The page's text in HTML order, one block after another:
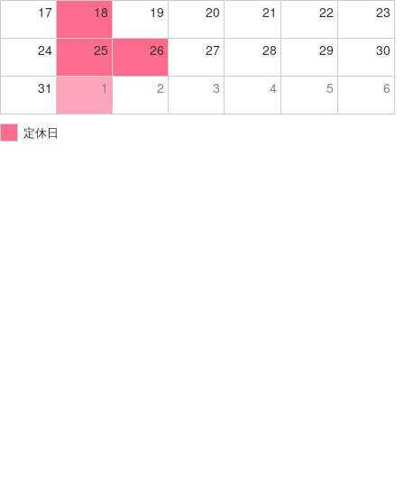
17 18 19 20 21 22 23
24 25 26 27 28 29 30
31 1 2 3 4 5 6
定休日